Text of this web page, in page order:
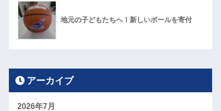
地元の子どもたちへ！新しいボールを寄付
アーカイブ
2026年7月